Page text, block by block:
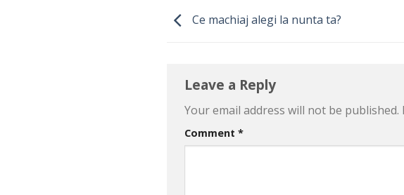
Ce machiaj alegi la nunta ta?
Leave a Reply
Your email address will not be published.
Comment *